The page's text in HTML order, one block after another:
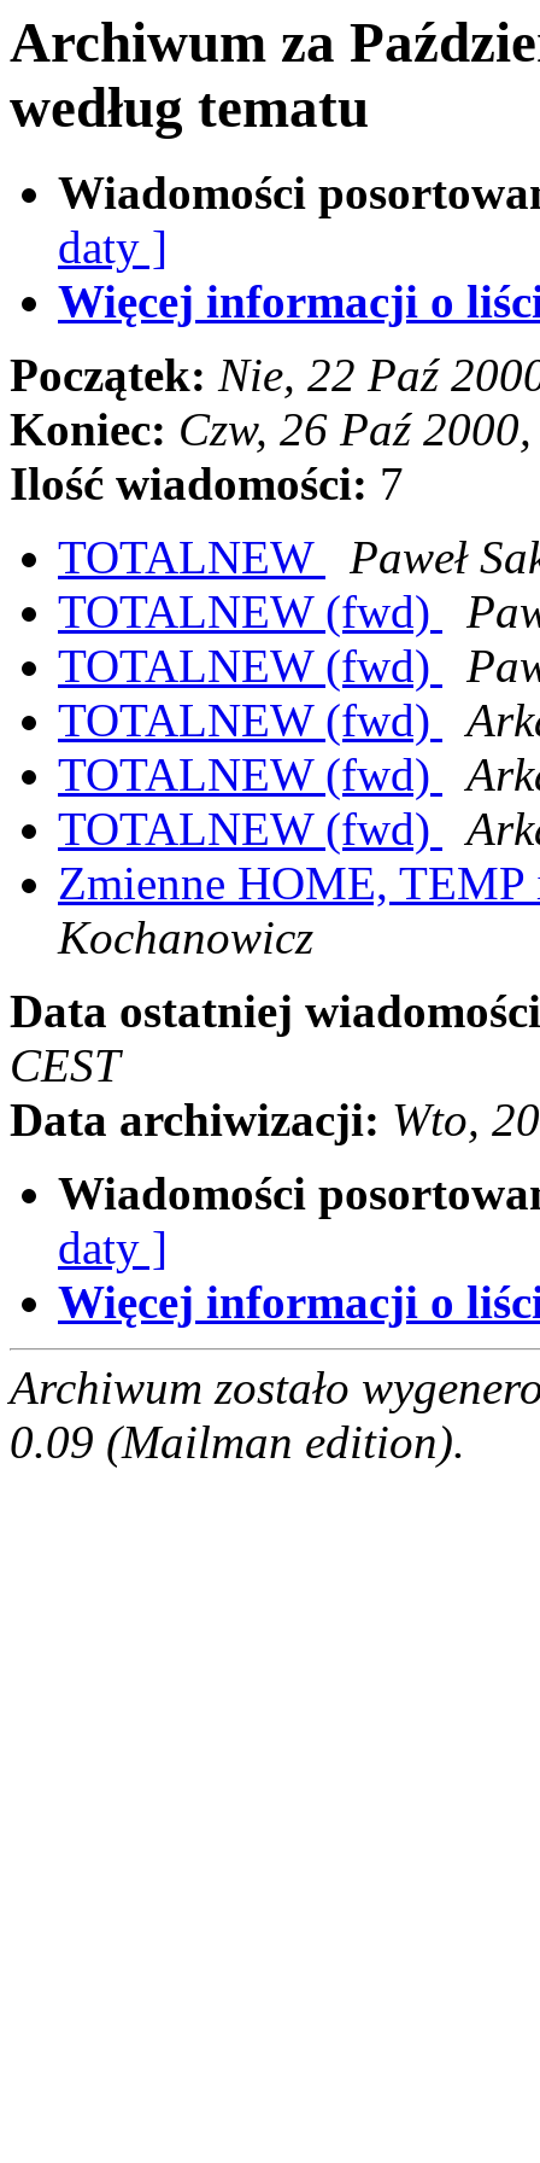
Archiwum za
według tematu
Wiadomości
daty ]
Więcej informacji o
Początek: Nie, 22 Paź
Koniec: Czw, 26 Paź
Ilość wiadomości: 7
TOTALNEW
Paweł
TOTALNEW (fwd)
TOTALNEW (fwd)
TOTALNEW (fwd)
TOTALNEW (fwd)
TOTALNEW (fwd)
Zmienne HOME,
Kochanowicz
Data ostatniej
CEST
Data archiwizacji: Wto,
Wiadomości
daty ]
Więcej informacji o
Archiwum zostało
0.09 (Mailman edition).